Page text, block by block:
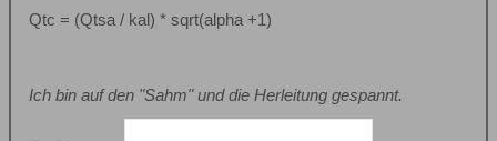
Qtc = (Qtsa / kal) * sqrt(alpha +1)
Ich bin auf den "Sahm" und die Herleitung gespannt.